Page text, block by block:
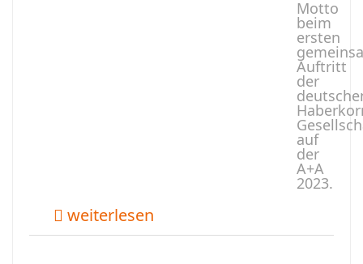
Motto
beim
ersten
Auftritt
der
auf
der
A+A
2023.
weiterlesen